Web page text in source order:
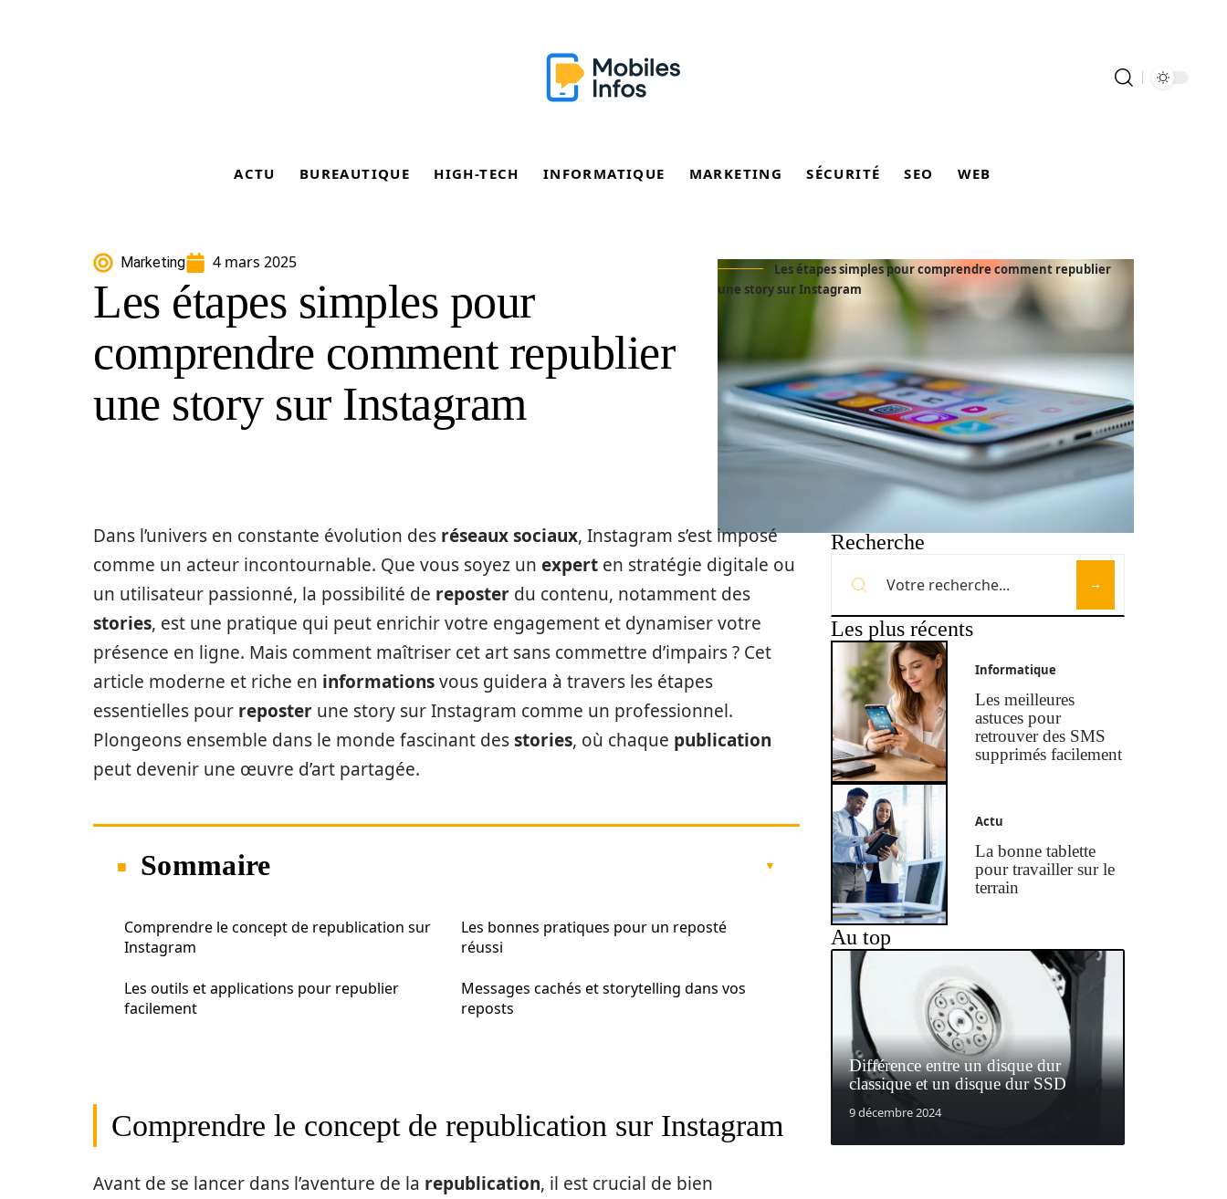
ACTU BUREAUTIQUE HIGH-TECH INFORMATIQUE MARKETING SÉCURITÉ SEO WEB
Marketing 4 mars 2025
Les étapes simples pour
comprendre comment republier
une story sur Instagram
Les étapes simples pour comprendre comment republier
une story sur Instagram
Dans l’univers en constante évolution des réseaux sociaux, Instagram s’est imposé
comme un acteur incontournable. Que vous soyez un expert en stratégie digitale ou
un utilisateur passionné, la possibilité de reposter du contenu, notamment des
stories, est une pratique qui peut enrichir votre engagement et dynamiser votre
présence en ligne. Mais comment maîtriser cet art sans commettre d’impairs ? Cet
article moderne et riche en informationsvous guidera à travers les étapes
essentielles pour reposter une story sur Instagram comme un professionnel.
Plongeons ensemble dans le monde fascinant desstories, où chaque publication
peut devenir une œuvre d’art partagée.
Sommaire
Comprendre le concept de republication sur
Instagram
Les outils et applications pour republier
facilement
Les bonnes pratiques pour un reposté
réussi
Messages cachés et storytelling dans vos
reposts
Comprendre le concept de republication sur Instagram
Avant de se lancer dans l’aventure de la republication, il est crucial de bien
Recherche
Les plus récents
Informatique
Les meilleures
astuces pour
retrouver des SMS
supprimés facilement
Actu
La bonne tablette
pour travailler sur le
terrain
Au top
Différence entre un disque dur
classique et un disque dur SSD
9 décembre 2024